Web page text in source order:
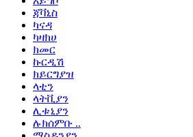
ጃቫኒስ
ካናዳ
ካዛክሀ
ክመር
ኩርዲሽ
ክይርግያዝ
ላቲን
ላትቪያን
ሊቱኒያን
ሉክሰምቡ ..